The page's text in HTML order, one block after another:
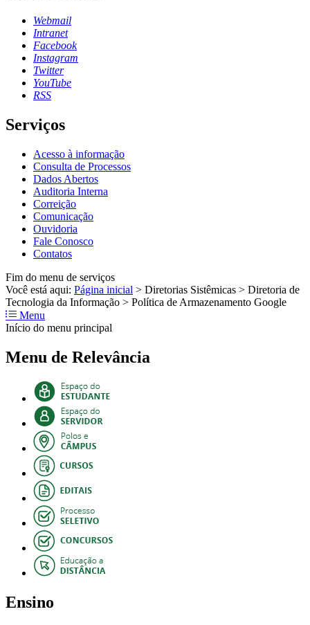
Webmail
Intranet
Facebook
Instagram
Twitter
YouTube
RSS
Serviços
Acesso à informação
Consulta de Processos
Dados Abertos
Auditoria Interna
Correição
Comunicação
Ouvidoria
Fale Conosco
Contatos
Fim do menu de serviços
Você está aqui: Página inicial > Diretorias Sistêmicas > Diretoria de
Tecnologia da Informação > Política de Armazenamento Google
Menu
Início do menu principal
Menu de Relevância
Ensino